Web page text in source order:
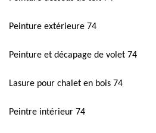
Peinture extérieure 74
Peinture et décapage de volet 74
Lasure pour chalet en bois 74
Peintre intérieur 74